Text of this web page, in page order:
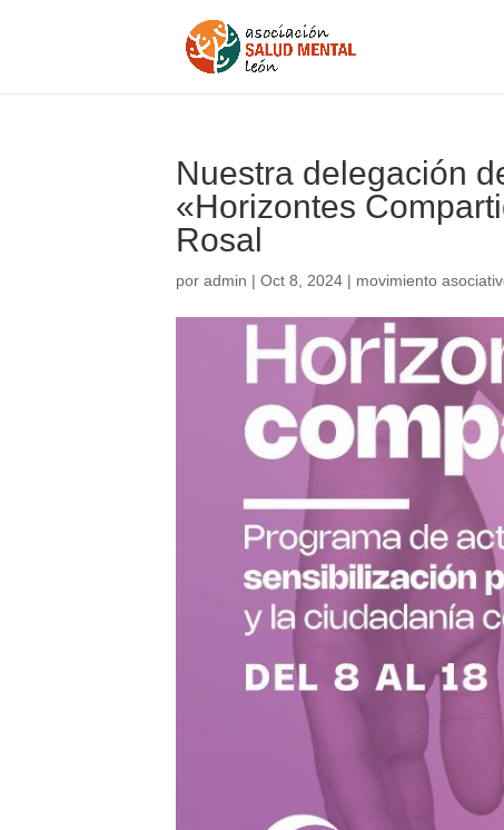
Nuestra delegación
«Horizontes
Rosal
por admin | Oct 8, 2024 | movimiento